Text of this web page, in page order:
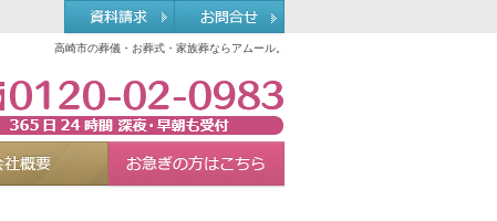
高崎市の葬儀・お葬式・家族葬ならアムール。